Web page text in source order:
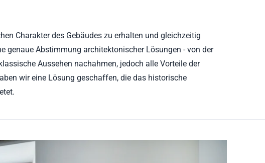
Charakter des Gebäudes zu erhalten und gleichzeitig
genaue Abstimmung architektonischer Lösungen - von der
Aussehen nachahmen, jedoch alle Vorteile der
wir eine Lösung geschaffen, die das historische